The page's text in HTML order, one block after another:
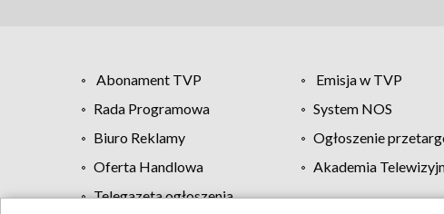
Abonament TVP Emisja w TVP
Rada Programowa
System NOS
Biuro Reklamy
Ogłoszenie
Oferta Handlowa
Akademia
Telegazeta ogłoszenia